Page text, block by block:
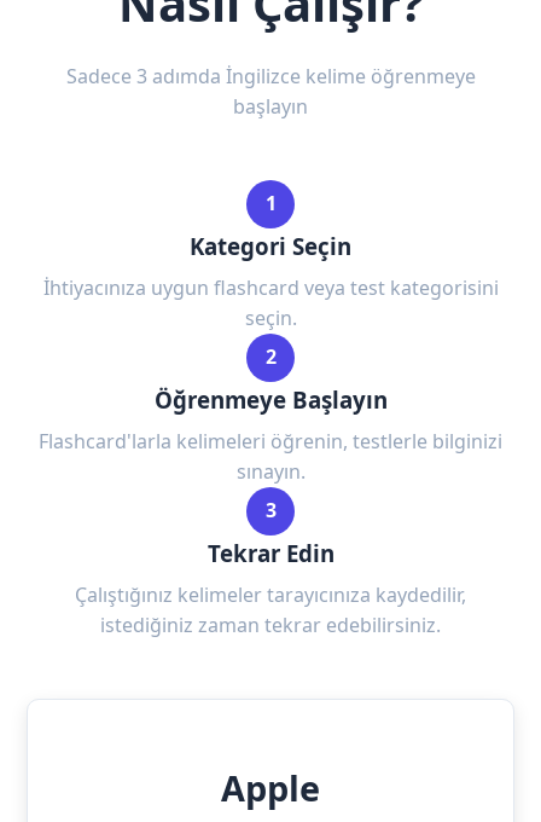
Sadece 3 adımda İngilizce kelime öğrenmeye
başlayın
1
Kategori Seçin
İhtiyacınıza uygun flashcard veya test kategorisini
seçin.
2
Öğrenmeye Başlayın
Flashcard'larla kelimeleri öğrenin, testlerle bilginizi
sınayın.
3
Tekrar Edin
Çalıştığınız kelimeler tarayıcınıza kaydedilir,
istediğiniz zaman tekrar edebilirsiniz.
Apple